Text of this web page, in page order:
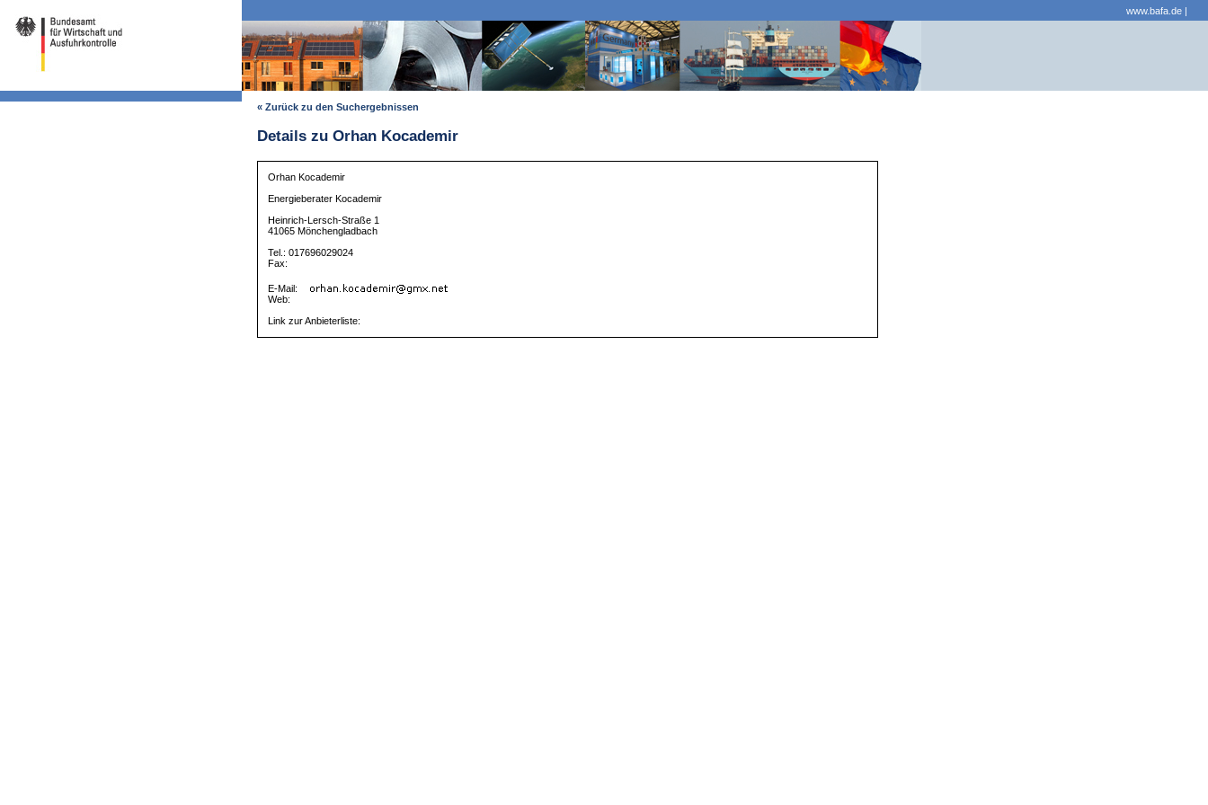
www.bafa.de |
« Zurück zu den Suchergebnissen
Details zu Orhan Kocademir
Orhan Kocademir
Energieberater Kocademir
Heinrich-Lersch-Straße 1
41065 Mönchengladbach
Tel.: 017696029024
Fax:
E-Mail:
Web:
Link zur Anbieterliste: